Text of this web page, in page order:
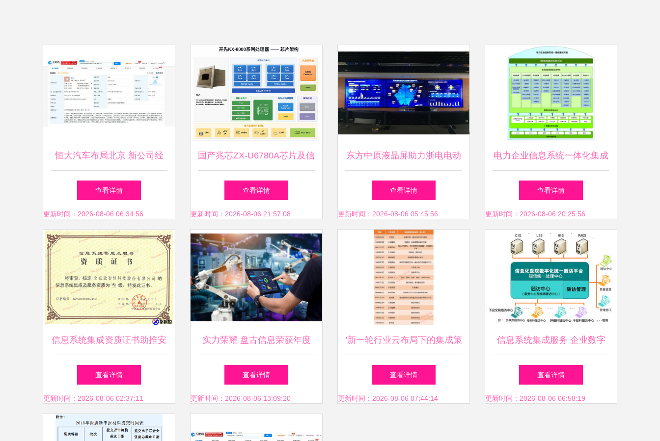
恒大汽车布局北京 新公司经
营范围含网约车与信息系统集
成服务
查看详情
更新时间：2026-08-06 06:34:56
国产兆芯ZX-U6780A芯片及信
创主板在统信和麒麟系统下的
表现与系统集成服务分析
查看详情
更新时间：2026-08-06 21:57:08
东方中原液晶屏助力浙电电动
汽车公司信息系统集成服务升
级
查看详情
更新时间：2026-08-06 05:45:56
电力企业信息系统一体化集成
方案v1.0——信息系统集成服
务深度解析
查看详情
更新时间：2026-08-06 20:25:56
信息系统集成资质证书助推安
防创新 北京欣智恒科技股份
有限公司的领航之路
查看详情
更新时间：2026-08-06 02:37:11
实力荣耀 盘古信息荣获年度
大奖，引领智能制造新篇章
查看详情
更新时间：2026-08-06 13:09:20
'新一轮行业云布局下的集成策
略解读及提能表现阐释析’ –需
要展示全面结构化达五层应用
查看详情
更新时间：2026-08-06 07:44:14
信息系统集成服务 企业数字
化转型的核心驱动力
查看详情
更新时间：2026-08-06 06:58:19